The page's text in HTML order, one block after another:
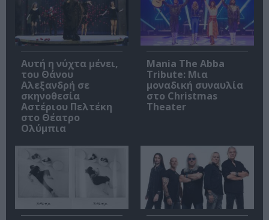
Αυτή η νύχτα μένει,
του Θάνου
Αλεξανδρή σε
σκηνοθεσία
Αστέριου Πελτέκη
στο Θέατρο
Ολύμπια
Mania The Abba
Tribute: Μια
μοναδική συναυλία
στο Christmas
Theater